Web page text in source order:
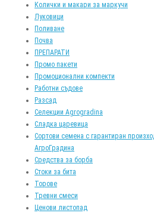
Колички и макари за маркучи
Луковици
Поливане
Почва
ПРЕПАРАТИ
Промо пакети
Промоционални компекти
Работни съдове
Разсад
Селекции Agrogradina
Сладка царевица
Сортови семена с гарантиран
АгроГрадина
Средства за борба
Стоки за бита
Торове
Тревни смеси
Ценови листопад